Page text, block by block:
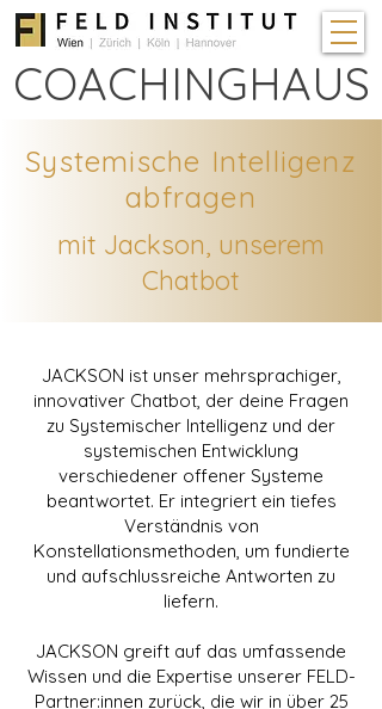
COACHINGHAUS
Systemische Intelligenz
abfragen
mit Jackson, unserem
Chatbot
​JACKSON ist unser mehrsprachiger,
innovativer Chatbot, der deine Fragen
zu Systemischer Intelligenz und der
systemischen Entwicklung
verschiedener offener Systeme
beantwortet. Er integriert ein tiefes
Verständnis von
Konstellationsmethoden, um fundierte
und aufschlussreiche Antworten zu
liefern.
JACKSON greift auf das umfassende
Wissen und die Expertise unserer FELD-
Partner:innen zurück, die wir in über 25